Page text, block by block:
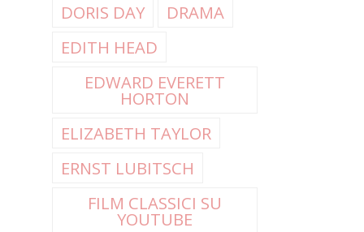
DORIS DAY
DRAMA
EDITH HEAD
EDWARD EVERETT
HORTON
ELIZABETH TAYLOR
ERNST LUBITSCH
FILM CLASSICI SU
YOUTUBE